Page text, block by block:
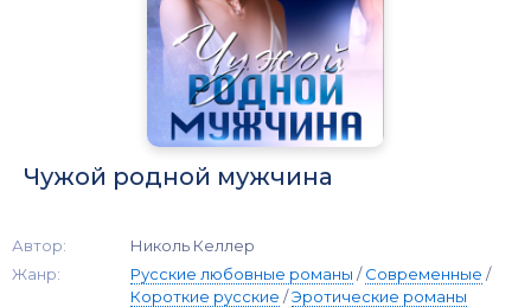
Чужой родной мужчина
Автор:
Николь Келлер
Жанр:
Русские любовные романы /Современные /
Короткие русские /Эротические романы